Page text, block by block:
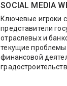
SOCIAL MEDIA
Ключевые игроки
представители
отраслевых и
текущие
финансовой